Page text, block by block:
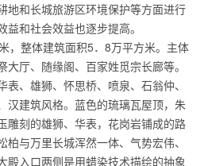
地和长城旅游区环境保护等方面进行
和社会效益也逐步提高。
，整体建筑面积5．8万平方米。主体
厅、随缘阁、百家姓觅宗长廊等。
、雄狮、怀思桥、喷泉、石翁仲、
汉建筑风格。蓝色的琉璃瓦屋顶，朱
雕刻的雄狮、华表，花岗岩铺成的路
与万里长城浑然一体、气势宏伟、
殿入口两侧是用蜡染技术描绘的抽象